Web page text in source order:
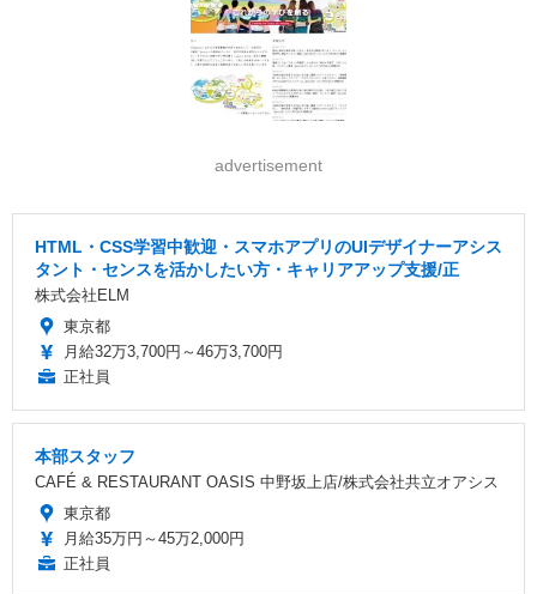
advertisement
HTML・CSS学習中歓迎・スマホアプリのUIデザイナーアシス
タント・センスを活かしたい方・キャリアアップ支援/正
株式会社ELM
東京都
月給32万3,700円～46万3,700円
正社員
本部スタッフ
CAFÉ & RESTAURANT OASIS 中野坂上店/株式会社共立オアシス
東京都
月給35万円～45万2,000円
正社員